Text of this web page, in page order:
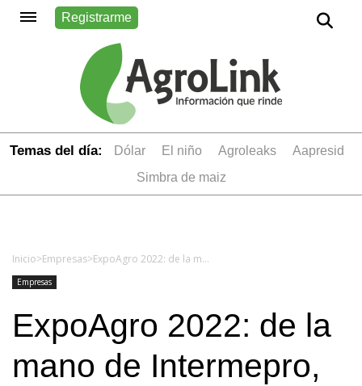
Registrarme
Temas del día: dólar el niño Agroleaks
aapresid
simbra de maiz
Inicio>Empresas> ExpoAgro 2022: de la mano de Intermepro, Agrolink fue el único estudio de radio sustentable
Empresas
ExpoAgro 2022: de la
mano de Intermepro,